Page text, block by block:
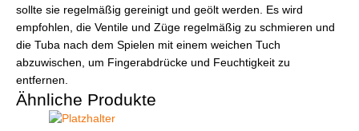
sollte sie regelmäßig gereinigt und geölt werden. Es wird
empfohlen, die Ventile und Züge regelmäßig zu schmieren und
die Tuba nach dem Spielen mit einem weichen Tuch
abzuwischen, um Fingerabdrücke und Feuchtigkeit zu
entfernen.
Ähnliche Produkte